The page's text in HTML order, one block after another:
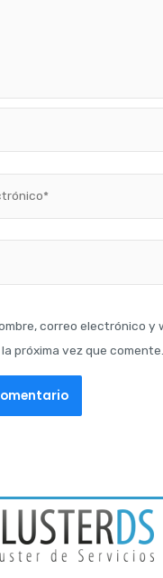
correo electrónico y
próxima vez que comente.